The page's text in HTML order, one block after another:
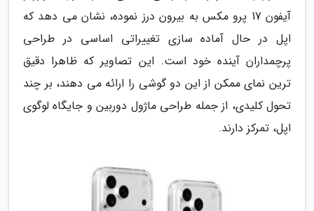
آیفون 17 پرو مکس به بیرون درز نموده، نشان می دهد که
اپل در حال آماده سازی تغییراتی اساسی در طراحی
پرچمداران آینده خود است. این تصاویر که ظاهرا دقیق
ترین نمای ممکن از این دو گوشی را ارائه می دهند، بر چند
تحول کلیدی، از جمله طراحی ماژول دوربین و جایگاه لوگوی
اپل، تمرکز دارند.